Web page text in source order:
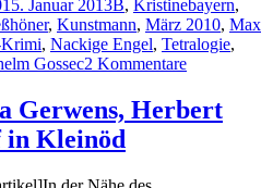
15. Januar 2013B, Kristinebayern,
, Kunstmann, März 2010, Max
, Nackige Engel, Tetralogie,
Gossec2 Kommentarezu
Max
Gerwens, Herbert
in Kleinöd